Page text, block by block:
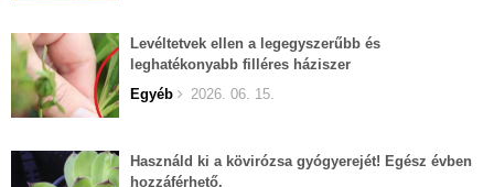
Levéltetvek ellen a legegyszerűbb és
leghatékonyabb filléres háziszer
Egyéb
2026. 06. 15.
Használd ki a kövirózsa gyógyerejét! Egész évben
hozzáférhető.